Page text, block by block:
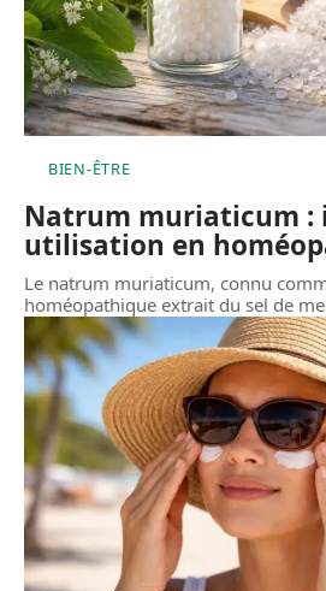
BIEN-ÊTRE
Natrum muriaticum :
utilisation en
Le natrum muriaticum, connu
homéopathique extrait du sel de